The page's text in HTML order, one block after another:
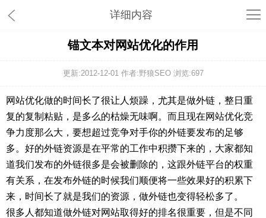
详细内容
锚文本对网站优化的作用
更新:2012-12-01 作者:野狼SEO 浏览:697
网站优化做的时间长了很让人烦躁，尤其是做外链，整日重
复的复制粘贴，是多么的枯燥无味啊。而且现在网站优化竞
争力度那么大，要想超过竞争对手你的外链要发布的足够
多。好的外链资源是在平常的工作中积攒下来的，大家都知
道我们发布的外链很多是会被删除的，这跟外链平台的权重
有关系，在发布外链的时候我们顺便将一些效果好的积累下
来，时间长了就是我们的资源，做外链也变得轻松多了。
很多人都知道做外链对网站取得好的排名很重要，但是不同